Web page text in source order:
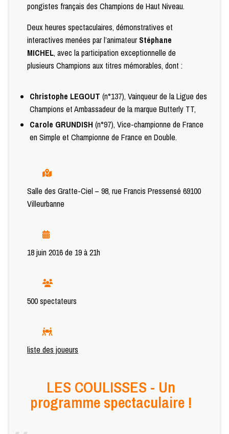
pongistes français des Champions de Haut Niveau.
Deux heures spectaculaires, démonstratives et
interactives menées par l’animateur Stéphane
MICHEL, avec la participation exceptionnelle de
plusieurs Champions aux titres mémorables, dont :
Christophe LEGOUT (n°137), Vainqueur de la Ligue des
Champions et Ambassadeur de la marque Butterly TT,
Carole GRUNDISH (n°97), Vice-championne de France
en Simple et Championne de France en Double.
Salle des Gratte-Ciel – 98, rue Francis Pressensé 69100
Villeurbanne
18 juin 2016 de 19 à 21h
500 spectateurs
liste des joueurs
LES COULISSES - Un
programme spectaculaire !